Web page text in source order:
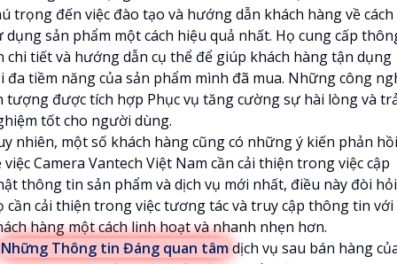
trọng đến việc đào tạo và hướng dẫn khách hàng về cách
dụng sản phẩm một cách hiệu quả nhất. Họ cung cấp
chi tiết và hướng dẫn cụ thể để giúp khách hàng tận dụng
đa tiềm năng của sản phẩm mình đã mua. Những công
tượng được tích hợp Phục vụ tăng cường sự hài lòng và
tốt cho người dùng.
nhiên, một số khách hàng cũng có những ý kiến phản hồi
việc Camera Vantech Việt Nam cần cải thiện trong việc cập
thông tin sản phẩm và dịch vụ mới nhất, điều này đòi hỏi
cần cải thiện trong việc tương tác và truy cập thông tin với
hàng một cách linh hoạt và nhanh nhẹn hơn.
Những Thông tin Đáng quan tâmdịch vụ sau bán hàng